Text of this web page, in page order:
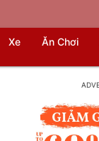
Xe Ăn Chơi